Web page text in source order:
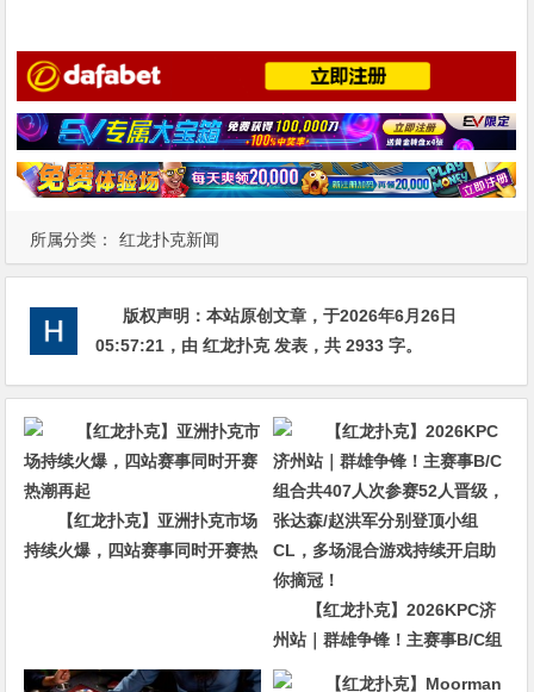
所属分类： 红龙扑克新闻
版权声明：本站原创文章，于2026年6月26日
05:57:21 ，由红龙扑克发表，共 2933 字。
【红龙扑克】亚洲扑克市场
持续火爆，四站赛事同时开赛热
【红龙扑克】2026KPC济
州站｜群雄争锋！主赛事B/C组
合共407人次参赛52人晋级，张